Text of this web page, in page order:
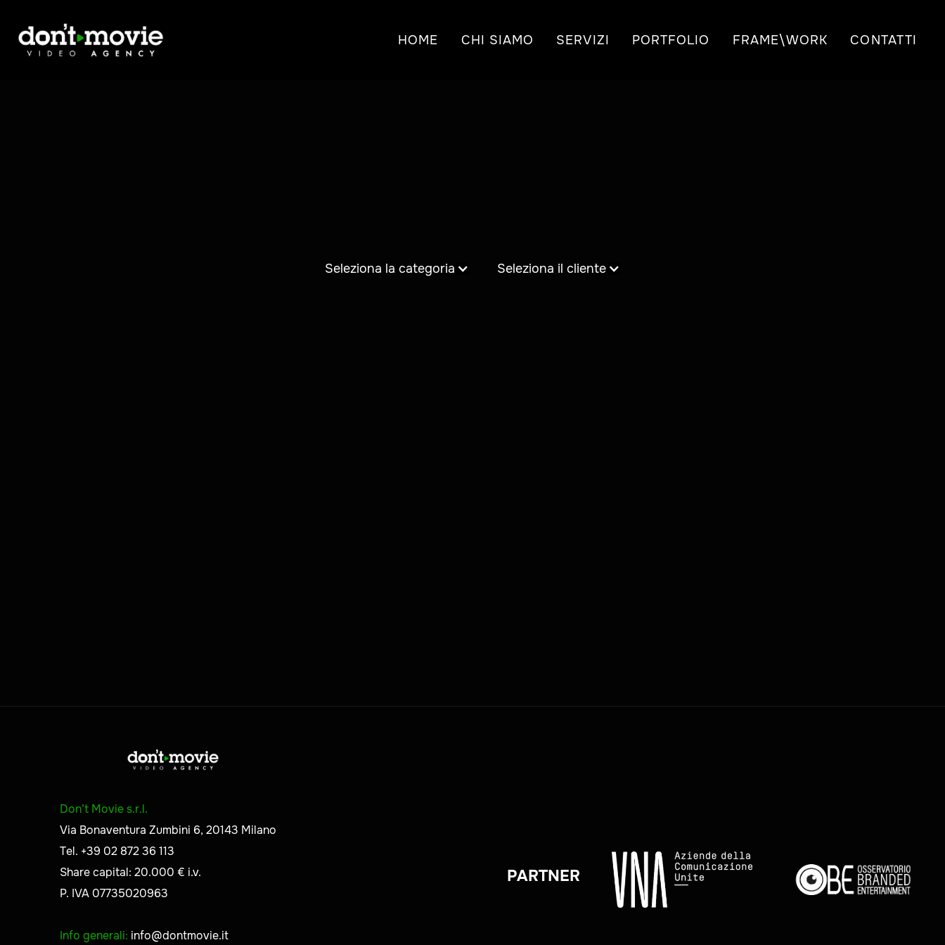
HOME CHI SIAMO SERVIZI PORTFOLIO FRAME\WORK CONTATTI
Seleziona la categoria Seleziona il cliente
Don’t Movie s.r.l.
Via Bonaventura Zumbini 6, 20143 Milano
Tel. +39 02 872 36 113
Share capital: 20.000 € i.v.
P. IVA 07735020963
Info generali: info@dontmovie.it
PARTNER